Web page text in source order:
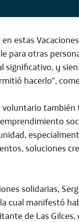
estas
para otras
significativo, y
hacerlo”,
voluntario
soluciones
solidarias,
cual manifestó
de Las Gilces,